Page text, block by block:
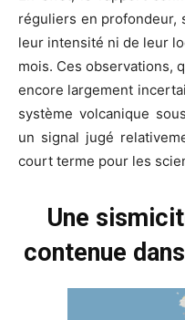
réguliers en profondeur,
leur intensité ni de leur
mois. Ces observations,
encore largement
système volcanique
un signal jugé
court terme pour les
Une
contenue